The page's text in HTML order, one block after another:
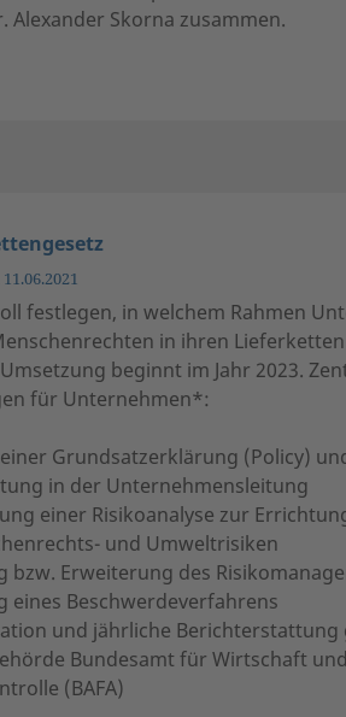
Skorna zusammen.
festlegen, in welchem Rahmen
in ihren
beginnt im Jahr 2023.
für Unternehmen*:
Grundsatzerklärung (Policy)
in der Unternehmensleitung
einer Risikoanalyse zur
und Umweltrisiken
bzw. Erweiterung des
eines Beschwerdeverfahrens
und jährliche Berichterstattung
Bundesamt für Wirtschaft und
(BAFA)